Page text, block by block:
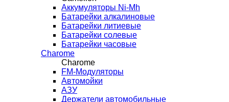
Аккумуляторы Ni-Mh
Батарейки алкалиновые
Батарейки литиевые
Батарейки солевые
Батарейки часовые
Charome
Charome
FM-Модуляторы
Автомойки
АЗУ
Держатели автомобильные